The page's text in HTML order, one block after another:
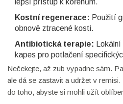
lepší přístup k kořenům.
Kostní regenerace: Použití
obnově ztracené kosti.
Antibiotická terapie:
kapes pro potlačení
Nečekejte, až zub vypadne sám.
ale dá se zastavit a udržet v
do toho, abyste si mohli užít